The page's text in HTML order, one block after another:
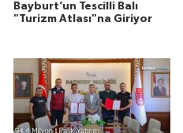
Bayburt’un Tescilli Balı
"Turizm Atlası"na Giriyor